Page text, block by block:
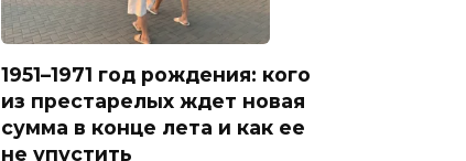
1951–1971 год рождения: кого
из престарелых ждет новая
сумма в конце лета и как ее
не упустить